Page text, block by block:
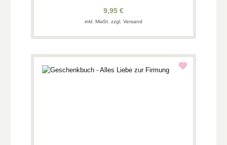
9,95 €
inkl. MwSt. zzgl. Versand